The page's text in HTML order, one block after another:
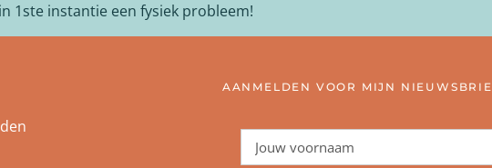
1ste instantie een fysiek probleem!
AANMELDEN VOOR MIJN